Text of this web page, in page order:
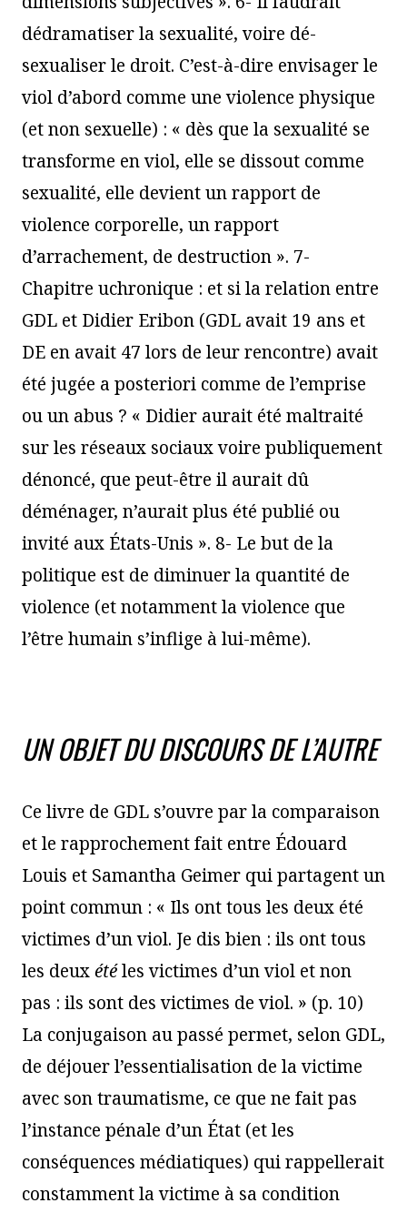
dédramatiser la sexualité, voire dé-
sexualiser le droit. C’est-à-dire envisager le
viol d’abord comme une violence physique
(et non sexuelle) : « dès que la sexualité se
transforme en viol, elle se dissout comme
sexualité, elle devient un rapport de
violence corporelle, un rapport
d’arrachement, de destruction ». 7-
Chapitre uchronique : et si la relation entre
GDL et Didier Eribon (GDL avait 19 ans et
DE en avait 47 lors de leur rencontre) avait
été jugée a posteriori comme de l’emprise
ou un abus ? « Didier aurait été maltraité
sur les réseaux sociaux voire publiquement
dénoncé, que peut-être il aurait dû
déménager, n’aurait plus été publié ou
invité aux États-Unis ». 8- Le but de la
politique est de diminuer la quantité de
violence (et notamment la violence que
l’être humain s’inflige à lui-même).
UN OBJET DU DISCOURS DE L’AUTRE
Ce livre de GDL s’ouvre par la comparaison
et le rapprochement fait entre Édouard
Louis et Samantha Geimer qui partagent un
point commun : « Ils ont tous les deux été
victimes d’un viol. Je dis bien : ils ont tous
les deuxétéles victimes d’un viol et non
pas : ils sont des victimes de viol. » (p. 10)
La conjugaison au passé permet, selon GDL,
de déjouer l’essentialisation de la victime
avec son traumatisme, ce que ne fait pas
l’instance pénale d’un État (et les
conséquences médiatiques) qui rappellerait
constamment la victime à sa condition